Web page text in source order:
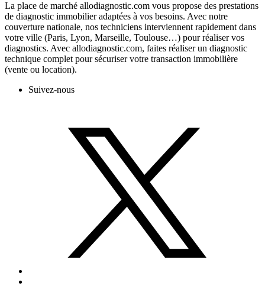
La place de marché allodiagnostic.com vous propose des prestations
de diagnostic immobilier adaptées à vos besoins. Avec notre
couverture nationale, nos techniciens interviennent rapidement dans
votre ville (Paris, Lyon, Marseille, Toulouse…) pour réaliser vos
diagnostics. Avec allodiagnostic.com, faites réaliser un diagnostic
technique complet pour sécuriser votre transaction immobilière
(vente ou location).
Suivez-nous